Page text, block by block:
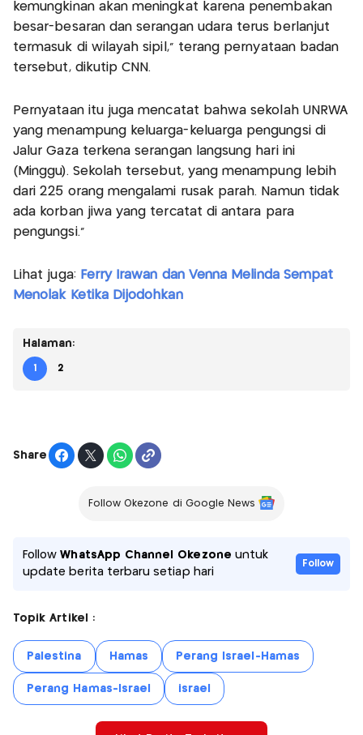
kemungkinan akan meningkat karena penembakan
besar-besaran dan serangan udara terus berlanjut
termasuk di wilayah sipil,” terang pernyataan badan
tersebut, dikutip CNN.
Pernyataan itu juga mencatat bahwa sekolah UNRWA
yang menampung keluarga-keluarga pengungsi di
Jalur Gaza terkena serangan langsung hari ini
(Minggu). Sekolah tersebut, yang menampung lebih
dari 225 orang mengalami rusak parah. Namun tidak
ada korban jiwa yang tercatat di antara para
pengungsi.”
Lihat juga: Ferry Irawan dan Venna Melinda Sempat
Menolak Ketika Dijodohkan
Halaman:
1 2
Share
Follow Okezone di Google News
FollowWhatsApp Channel Okezone untuk
update berita terbaru setiap hari
Follow
Topik Artikel :
Palestina Hamas Perang Israel-Hamas
Perang Hamas-Israel israel